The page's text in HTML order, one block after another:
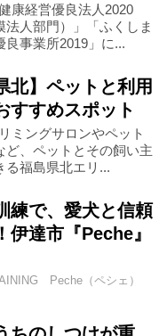
野町
沢市
町
康経営優良法人2020
法人部門）」「ふくしま
良事業所2019」に...
北】ペットと利用
すすめスポット
ミングサロンやペット
ど、ペットとその飼い主
る福島県北エリ...
練で、愛犬と信頼
伊達市『Peche』
Peche（ペシェ）